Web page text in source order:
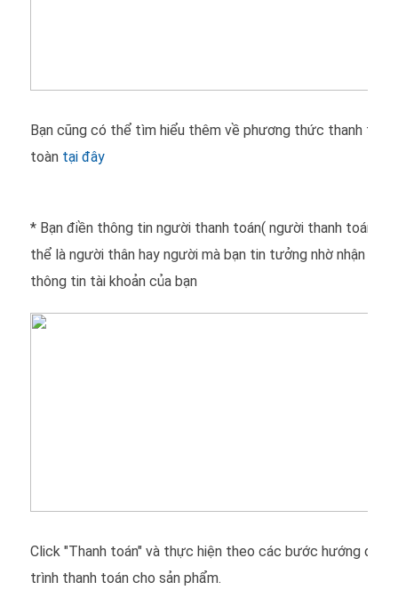
Bạn cũng có thể tìm hiểu thêm về phương thức thanh
toàn tại đây
* Bạn điền thông tin người thanh toán( người thanh toán
thể là người thân hay người mà bạn tin tưởng nhờ nhận
thông tin tài khoản của bạn
Click "Thanh toán" và thực hiện theo các bước hướng dẫn
trình thanh toán cho sản phẩm.